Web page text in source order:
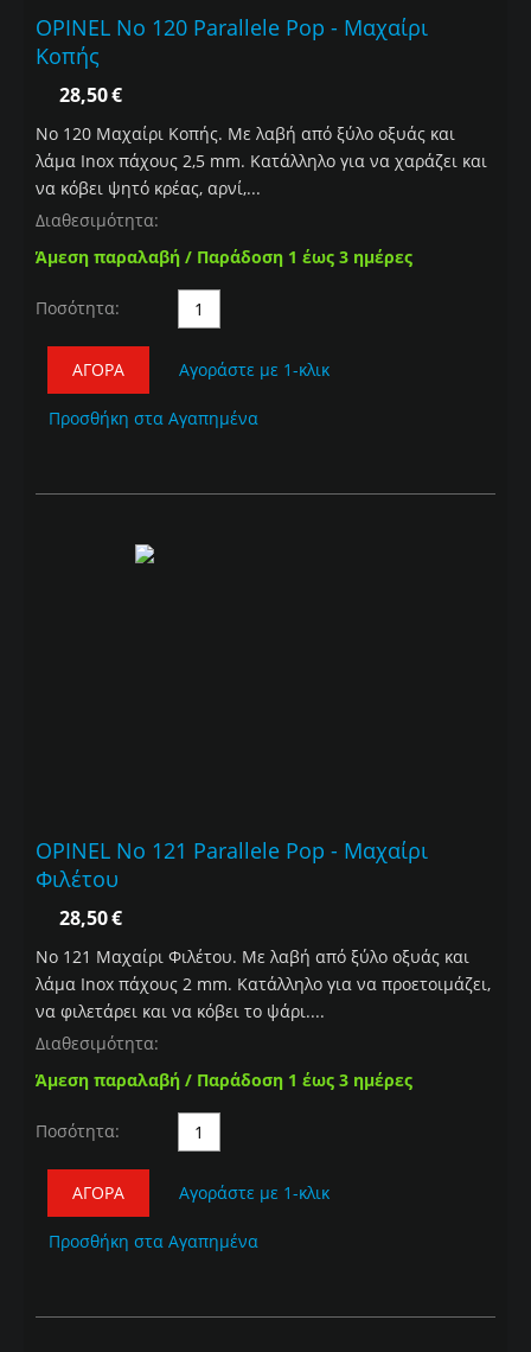
OPINEL No 120 Parallele Pop - Μαχαίρι
Κοπής
28,50€
Νο 120 Mαχαίρι Κοπής. Mε λαβή από ξύλο οξυάς και
λάμα Inox πάχους 2,5 mm. Κατάλληλο για να χαράζει και
να κόβει ψητό κρέας, αρνί,...
Διαθεσιμότητα:
Άμεση παραλαβή / Παράδοση 1 έως 3 ημέρες
Ποσότητα:
ΑΓΟΡΆ Αγοράστε με 1-κλικ
Προσθήκη στα Αγαπημένα
OPINEL No 121 Parallele Pop - Μαχαίρι
Φιλέτου
28,50€
Νο 121 Mαχαίρι Φιλέτου. Mε λαβή από ξύλο οξυάς και
λάμα Inox πάχους 2 mm. Κατάλληλο για να προετοιμάζει,
να φιλετάρει και να κόβει το ψάρι....
Διαθεσιμότητα:
Άμεση παραλαβή / Παράδοση 1 έως 3 ημέρες
Ποσότητα:
ΑΓΟΡΆ Αγοράστε με 1-κλικ
Προσθήκη στα Αγαπημένα